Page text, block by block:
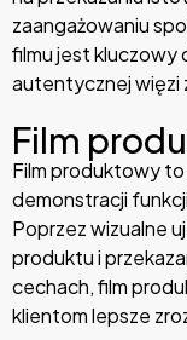
zaangażowaniu
filmu jest kluczowy
autentycznej więzi
Film
Film produktowy
demonstracji
Poprzez wizualne
produktu i
cechach, film
klientom lepsze